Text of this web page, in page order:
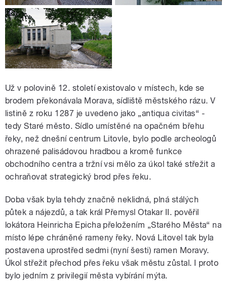
Už v polovině 12. století existovalo v místech, kde se
brodem překonávala Morava, sídliště městského rázu. V
listině z roku 1287 je uvedeno jako „antiqua civitas“ -
tedy Staré město. Sídlo umístěné na opačném břehu
řeky, než dnešní centrum Litovle, bylo podle archeologů
ohrazené palisádovou hradbou a kromě funkce
obchodního centra a tržní vsi mělo za úkol také střežit a
ochraňovat strategický brod přes řeku.
Doba však byla tehdy značně neklidná, plná stálých
půtek a nájezdů, a tak král Přemysl Otakar II. pověřil
lokátora Heinricha Epicha přeložením „Starého Města“ na
místo lépe chráněné rameny řeky. Nová Litovel tak byla
postavena uprostřed sedmi (nyní šesti) ramen Moravy.
Úkol střežit přechod přes řeku však městu zůstal. I proto
bylo jedním z privilegií města vybírání mýta.